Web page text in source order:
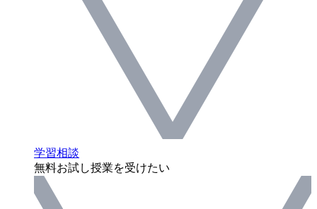
学習相談
無料お試し授業を受けたい